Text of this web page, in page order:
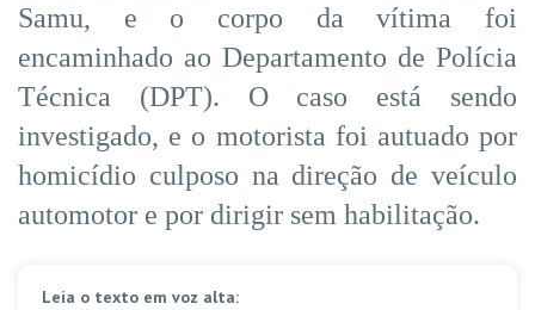
Samu, e o corpo da vítima foi
encaminhado ao Departamento de Polícia
Técnica (DPT). O caso está sendo
investigado, e o motorista foi autuado por
homicídio culposo na direção de veículo
automotor e por dirigir sem habilitação.
Leia o texto em voz alta: